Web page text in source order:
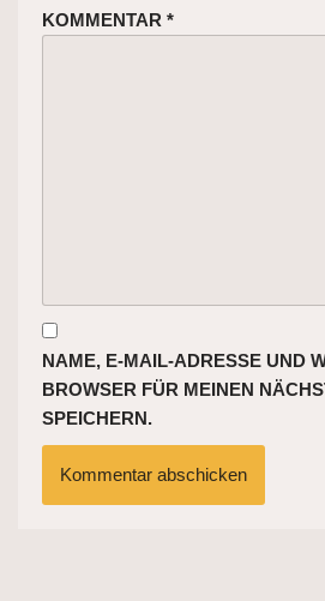
KOMMENTAR *
NAME, E-MAIL-ADRESSE UND
BROWSER FÜR MEINEN
SPEICHERN.